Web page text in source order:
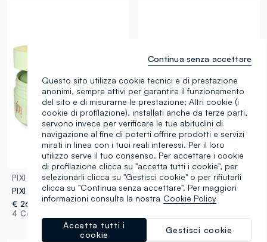
PIXI
PIXI BEAUTIFEYE 30 PAIRS / 60 PATCHES + SPATULA
€ 26,00
4 Colori
PIXI
PIXI FORTIFEYE 30 PAIRS / 60 PATCHES + SPATULA
€ 26,00
Questo sito utilizza cookie tecnici e di prestazione
anonimi, sempre attivi per garantire il funzionamento
del sito e di misurarne le prestazione; Altri cookie (i
cookie di profilazione), installati anche da terze parti,
servono invece per verificare le tue abitudini di
navigazione al fine di poterti offrire prodotti e servizi
mirati in linea con i tuoi reali interessi. Per il loro
utilizzo serve il tuo consenso. Per accettare i cookie
di profilazione clicca su "accetta tutti i cookie", per
selezionarli clicca su "Gestisci cookie" o per rifiutarli
clicca su "Continua senza accettare". Per maggiori
informazioni consulta la nostra Cookie Policy
Gestisci cookie
Accetta tutti i
cookie
Continua senza accettare